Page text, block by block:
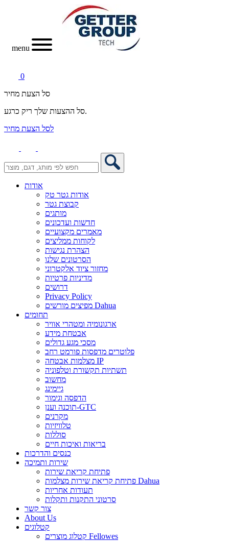
menu
0
סל הצעת מחיר
סל ההצעות שלך ריק כרגע.
לסל הצעת מחיר
אודות
אודות גטר טק
קבוצת גטר
מותגים
חדשות ועדכונים
מאמרים מקצועיים
לקוחות ממליצים
הצהרת נגישות
הסרטונים שלנו
מחזור ציוד אלקטרוני
מדיניות פרטיות
דרושים
Privacy Policy
מפיצים מורשים Dahua
תחומים
ארגונומיה ומטהרי אוויר
אבטחת מידע
מסכי מגע גדולים
פלוטרים מדפסות פורמט רחב
מצלמות אבטחה IP
תשתיות תקשורת וטלפוניה
מחשוב
גיימינג
הדפסה וגימור
תוכנה וענן-GTC
מקרנים
טלוויזיות
סוללות
בריאות ואיכות חיים
כנסים והדרכות
שירות ותמיכה
פתיחת קריאת שירות
פתיחת קריאת שירות מצלמות Dahua
תעודות אחריות
סרטוני התקנות ותקלות
צור קשר
About Us
קטלוגים
קטלוג מוצרים Fellowes